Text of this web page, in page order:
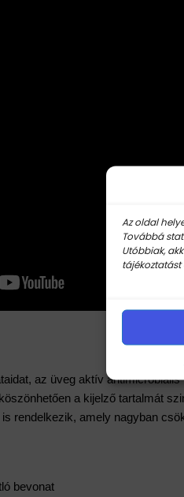
Az oldal
Továbbá
Utóbbiak,
az üveg aktív
a kijelző tartalmát
rendelkezik, amely nagyban
bevonat